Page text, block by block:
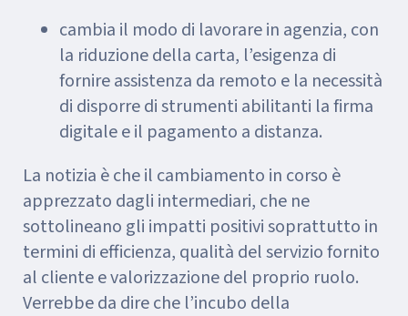
cambia il modo di lavorare in agenzia, con
la riduzione della carta, l’esigenza di
fornire assistenza da remoto e la necessità
di disporre di strumenti abilitanti la firma
digitale e il pagamento a distanza.
La notizia è che il cambiamento in corso è
apprezzato dagli intermediari, che ne
sottolineano gli impatti positivi soprattutto in
termini di efficienza, qualità del servizio fornito
al cliente e valorizzazione del proprio ruolo.
Verrebbe da dire che l’incubo della